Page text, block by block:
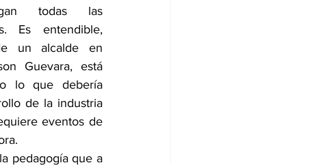
todas las
Es entendible,
un alcalde en
Guevara, está
lo que debería
de la industria
eventos de
pedagogía que a